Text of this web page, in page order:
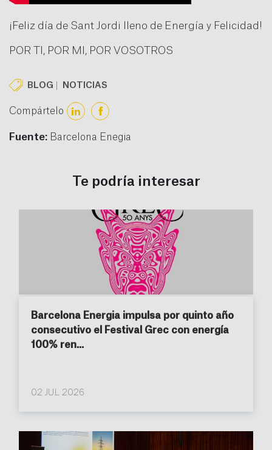
¡Feliz día de Sant Jordi lleno de Energía y Felicidad!
POR TI, POR MI, POR VOSOTROS
BLOG NOTICIAS
Compártelo
Fuente: Barcelona Enegia
Te podría interesar
Barcelona Energia impulsa por quinto año
consecutivo el Festival Grec con energía
100% ren...
02 JUL 2026